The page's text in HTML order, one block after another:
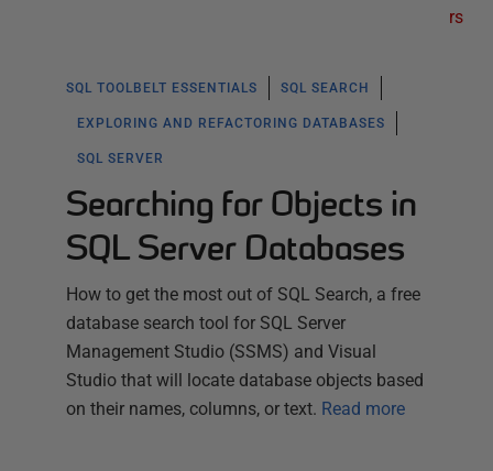
rs
SQL TOOLBELT ESSENTIALS SQL SEARCH
EXPLORING AND REFACTORING DATABASES
SQL SERVER
Searching for Objects in
SQL Server Databases
How to get the most out of SQL Search, a free
database search tool for SQL Server
Management Studio (SSMS) and Visual
Studio that will locate database objects based
on their names, columns, or text. Read more